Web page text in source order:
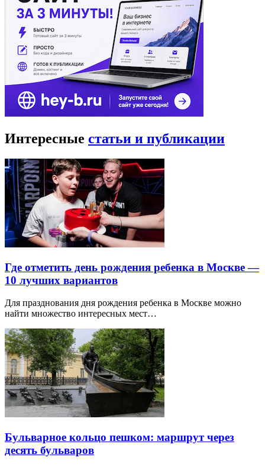
Интересные статьи и публикации
Где отметить день рождения ребенка в Москве —
10 лучших вариантов
Для празднования дня рождения ребенка в Москве можно
найти множество интересных мест…
Бульварное кольцо пешком: маршрут через
десять бульваров